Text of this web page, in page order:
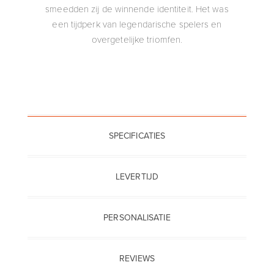
smeedden zij de winnende identiteit. Het was
een tijdperk van legendarische spelers en
overgetelijke triomfen.
SPECIFICATIES
LEVERTIJD
PERSONALISATIE
REVIEWS